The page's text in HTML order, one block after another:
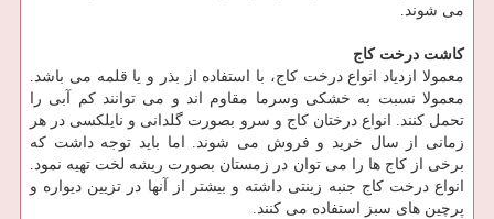
می شوند.
کاشت درخت کاج
معمولا ازدیاد انواع درخت کاج، با استفاده از بذر و یا قلمه می باشد.
معمولا نسبت به خشکی و‌سرما مقاوم اند و می توانند کم آبی را
تحمل کنند. انواع درختان کاج و سرو بصورت گلدانی و نایلکسی در هر
زمانی از سال خرید و فروش می شوند. اما باید توجه داشت که
برخی از کاج ها را می توان در زمستان بصورت ریشه لخت تهیه نمود.
انواع درخت کاج جنبه زینتی داشته و بیشتر از آنها در تزیین دیواره و
پرچین های سبز استفاده می کنند.